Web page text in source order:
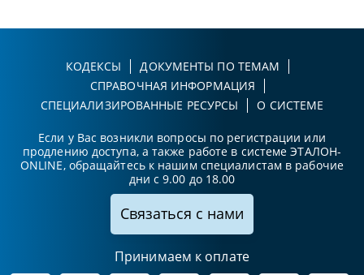
КОДЕКСЫ
ДОКУМЕНТЫ ПО ТЕМАМ
СПРАВОЧНАЯ ИНФОРМАЦИЯ
СПЕЦИАЛИЗИРОВАННЫЕ РЕСУРСЫ
О СИСТЕМЕ
Если у Вас возникли вопросы по регистрации или
продлению доступа, а также работе в системе ЭТАЛОН-
ONLINE, обращайтесь к нашим специалистам в рабочие
дни с 9.00 до 18.00
Связаться с нами
Принимаем к оплате